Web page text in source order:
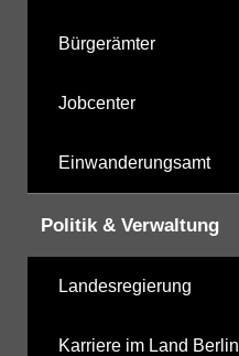
Bürgerämter
Jobcenter
Einwanderungsamt
Politik & Verwaltung
Landesregierung
Karriere im Land Berlin